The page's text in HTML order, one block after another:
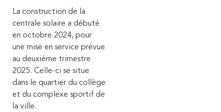
La construction de la
centrale solaire a débuté
en octobre 2024, pour
une mise en service prévue
au deuxième trimestre
2025. Celle-ci se situe
dans le quartier du collège
et du complexe sportif de
la ville.